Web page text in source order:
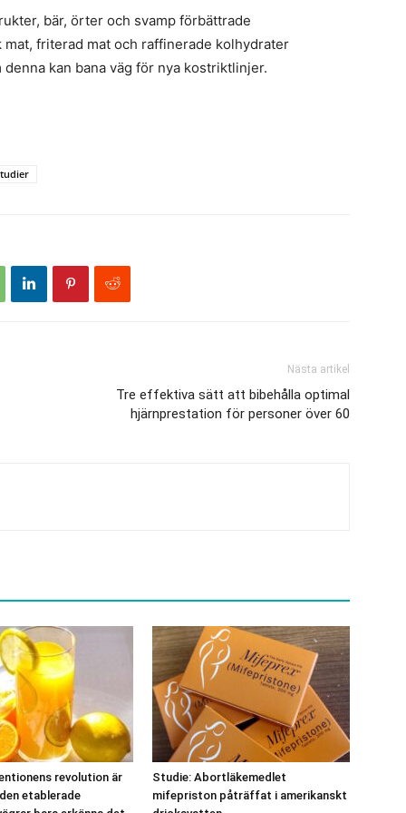
bär, örter och svamp förbättrade
friterad mat och raffinerade kolhydrater
kan bana väg för nya kostriktlinjer.
Nästa artikel
Tre effektiva sätt att bibehålla optimal
hjärnprestation för personer över 60
revolution är
etablerade
Studie: Abortläkemedlet
mifepriston påträffat i amerikanskt